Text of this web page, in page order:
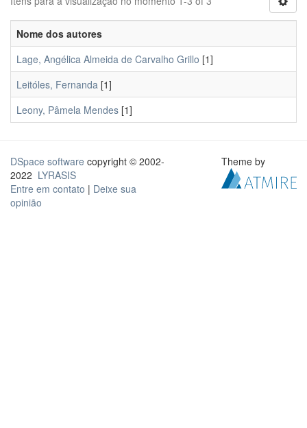
Nome dos autores
Lage, Angélica Almeida de Carvalho Grillo [1]
Leitóles, Fernanda [1]
Leony, Pâmela Mendes [1]
DSpace software copyright © 2002-
2022 LYRASIS
Entre em contato | Deixe sua
opinião
Theme by